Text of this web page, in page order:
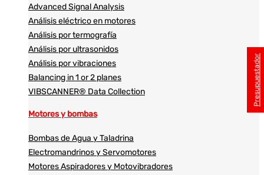
Advanced Signal Analysis
Análisis eléctrico en motores
Análisis por termografía
Análisis por ultrasonidos​​
Análisis por vibraciones
Balancing in 1 or 2 planes
VIBSCANNER® Data Collection
Motores y bombas
Bombas de Agua y Taladrina
Electromandrinos y Servomotores
Motores Aspiradores y Motovibradores
Presupuestador